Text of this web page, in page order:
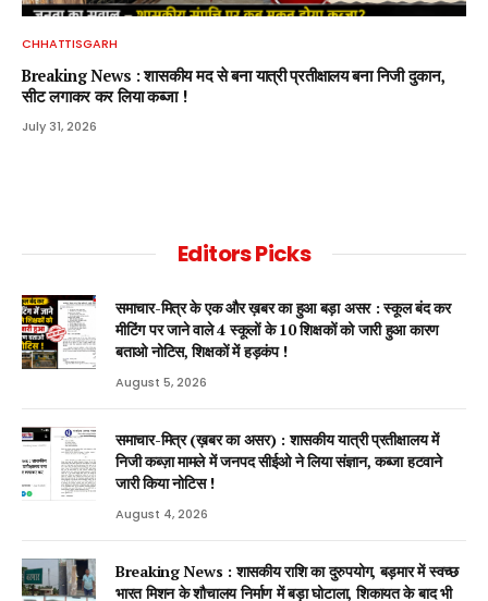
CHHATTISGARH
Breaking News : शासकीय मद से बना यात्री प्रतीक्षालय बना निजी दुकान,
सीट लगाकर कर लिया कब्जा !
July 31, 2026
Editors Picks
समाचार-मित्र के एक और ख़बर का हुआ बड़ा असर : स्कूल बंद कर
मीटिंग पर जाने वाले 4 स्कूलों के 10 शिक्षकों को जारी हुआ कारण
बताओ नोटिस, शिक्षकों में हड़कंप !
August 5, 2026
समाचार-मित्र (ख़बर का असर) : शासकीय यात्री प्रतीक्षालय में
निजी कब्ज़ा मामले में जनपद सीईओ ने लिया संज्ञान, कब्जा हटवाने
जारी किया नोटिस !
August 4, 2026
Breaking News : शासकीय राशि का दुरुपयोग, बड़मार में स्वच्छ
भारत मिशन के शौचालय निर्माण में बड़ा घोटाला, शिकायत के बाद भी